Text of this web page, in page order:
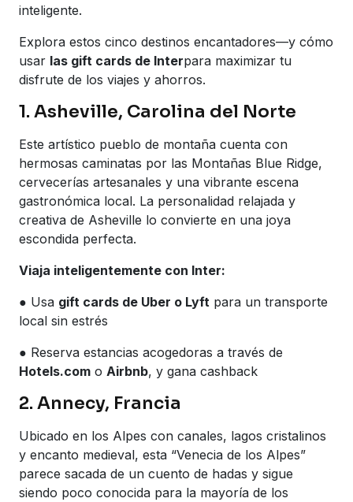
inteligente.
Explora estos cinco destinos encantadores—y cómo
usar las gift cards de Interpara maximizar tu
disfrute de los viajes y ahorros.
1. Asheville, Carolina del Norte
Este artístico pueblo de montaña cuenta con
hermosas caminatas por las Montañas Blue Ridge,
cervecerías artesanales y una vibrante escena
gastronómica local. La personalidad relajada y
creativa de Asheville lo convierte en una joya
escondida perfecta.
Viaja inteligentemente con Inter:
● Usa gift cards de Uber o Lyft para un transporte
local sin estrés
● Reserva estancias acogedoras a través de
Hotels.com o Airbnb, y gana cashback
2. Annecy, Francia
Ubicado en los Alpes con canales, lagos cristalinos
y encanto medieval, esta “Venecia de los Alpes”
parece sacada de un cuento de hadas y sigue
siendo poco conocida para la mayoría de los